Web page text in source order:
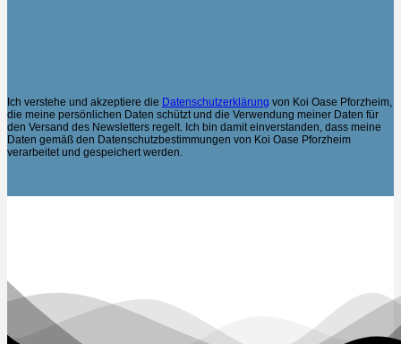
Ich verstehe und akzeptiere die Datenschutzerklärung von Koi Oase Pforzheim,
die meine persönlichen Daten schützt und die Verwendung meiner Daten für
den Versand des Newsletters regelt. Ich bin damit einverstanden, dass meine
Daten gemäß den Datenschutzbestimmungen von Koi Oase Pforzheim
verarbeitet und gespeichert werden.